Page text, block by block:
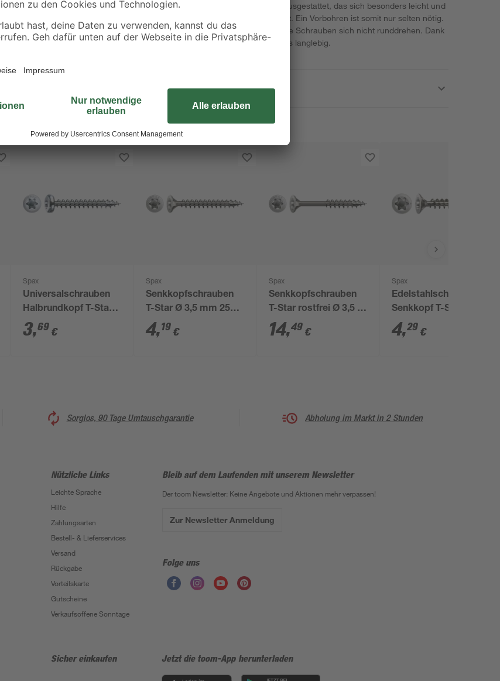
Sie sind mit einem innovativen 4-Cut-Gewinde ausgestattet, das sich besonders leicht und
ohne großen Kraftaufwand in den Werkstoff zieht. Ein Vorbohren ist somit nur selten nötig.
Außerdem sorgt der T-Star-Antrieb dafür, dass die Schrauben sich nicht runddrehen. Dank
Edelstahl sind die Senkkopfschrauben besonders langlebig.
Spax
Universalschrauben
Halbrundkopf T-Star
plus T15 Stahl Ø 3,5 x
20 mm 20 Stück
3,69 €
Spax
Senkkopfschrauben
T-Star Ø 3,5 mm 25
Stück 16 mm
4,19 €
Spax
Senkkopfschrauben
T-Star rostfrei Ø 3,5 x
30 mm 150 Stück
14,49 €
Spax
Edelstahlschraube
Senkkopf T-Star plus
T10 Ø 3 x 30 mm 25
Stück
4,29 €
Sorglos, 90 Tage Umtauschgarantie Abholung im Markt in 2 Stunden
Nützliche Links
Leichte Sprache
Hilfe
Zahlungsarten
Bestell- & Lieferservices
Versand
Rückgabe
Vorteilskarte
Gutscheine
Verkaufsoffene Sonntage
Bleib auf dem Laufenden mit unserem Newsletter
Der toom Newsletter: Keine Angebote und Aktionen mehr verpassen!
Zur Newsletter Anmeldung
Folge uns
Sicher einkaufen Jetzt die toom-App herunterladen